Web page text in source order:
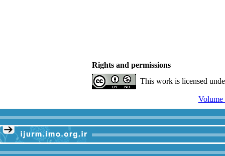
Rights and permissions
This work is licensed